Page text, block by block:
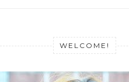
WELCOME!